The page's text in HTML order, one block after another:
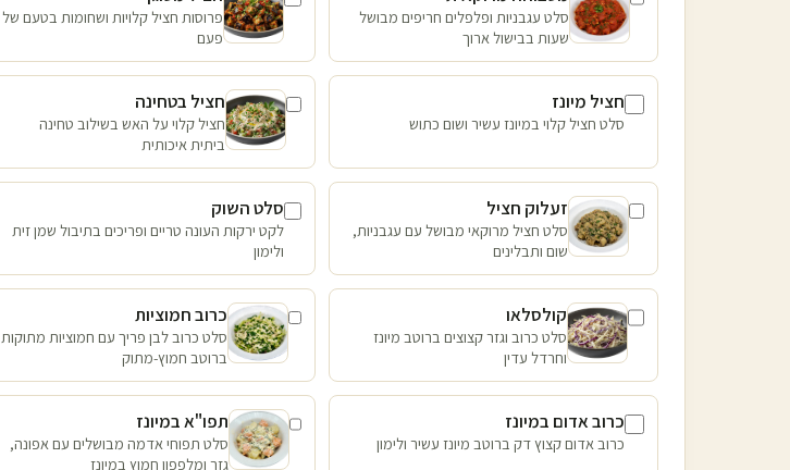
סלט עגבניות ופלפלים חריפים מבושל
שעות בבישול ארוך
פרוסות חציל קלויות ושחומות בטעם של
פעם
חציל מיונז
סלט חציל קלוי במיונז עשיר ושום כתוש
חציל בטחינה
חציל קלוי על האש בשילוב טחינה
ביתית איכותית
זעלוק חציל
סלט חציל מרוקאי מבושל עם עגבניות,
שום ותבלינים
סלט השוק
לקט ירקות העונה טריים ופריכים בתיבול שמן זית
ולימון
קולסלאו
סלט כרוב וגזר קצוצים ברוטב מיונז
וחרדל עדין
כרוב חמוציות
סלט כרוב לבן פריך עם חמוציות מתוקות
ברוטב חמוץ-מתוק
כרוב אדום במיונז
כרוב אדום קצוץ דק ברוטב מיונז עשיר ולימון
תפו"א במיונז
סלט תפוחי אדמה מבושלים עם אפונה,
גזר ומלפפון חמוץ במיונז